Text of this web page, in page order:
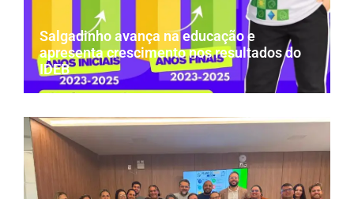
Salgadinho avança na educação e
apresenta crescimento nos resultados do
IDEB